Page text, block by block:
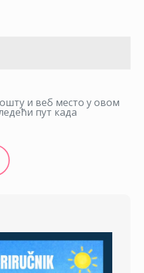
и веб место у овом
пут када